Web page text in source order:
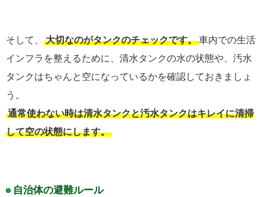
そして、 大切なのがタンクのチェックです。車内での生活
インフラを整えるために、清水タンクの水の状態や、汚水
タンクはちゃんと空になっているかを確認しておきましょ
う。
通常使わない時は清水タンクと汚水タンクはキレイに清掃
して空の状態にします。
自治体の避難ルール